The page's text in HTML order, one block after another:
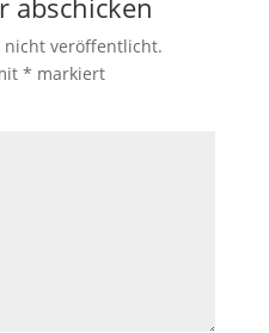
abschicken
nicht veröffentlicht.
* markiert